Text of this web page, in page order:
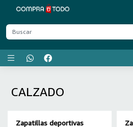
Menú principal
CALZADO
Zapatillas deportivas